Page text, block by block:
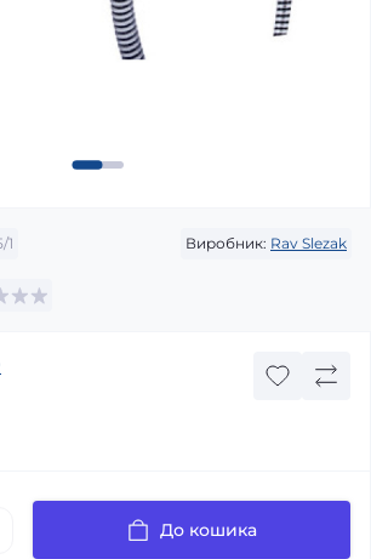
1 Виробник: Rav Slezak
До кошика